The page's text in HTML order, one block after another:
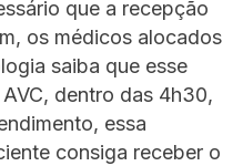
que a recepção
os médicos alocados
saiba que esse
dentro das 4h30,
essa
consiga receber o